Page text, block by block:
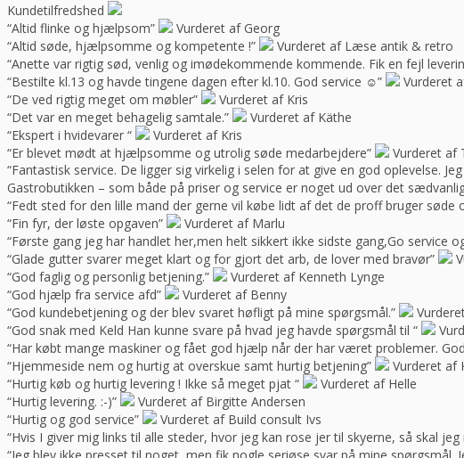
Kundetilfredshed
“Altid flinke og hjælpsom”
Vurderet af Georg
“Altid søde, hjælpsomme og kompetente !”
Vurderet af Læse antik & retro
“Anette var rigtig sød, venlig og imødekommende kommende. Fik en fejl
“Bestilte kl.13 og havde tingene dagen efter kl.10. God service ☺”
Vurderet
“De ved rigtig meget om møbler”
Vurderet af Kris
“Det var en meget behagelig samtale.”
Vurderet af Käthe
“Ekspert i hvidevarer “
Vurderet af Kris
“Er blevet mødt at hjælpsomme og utrolig søde medarbejdere”
Vurderet af
“Fantastisk service. De ligger sig virkelig i selen for at give en god oplevelse.
Gastrobutikken – som både på priser og service er noget ud over det
“Fedt sted for den lille mand der gerne vil købe lidt af det de proff bruger
“Fin fyr, der løste opgaven”
Vurderet af Marlu
“Første gang jeg har handlet her,men helt sikkert ikke sidste gang,Go service
“Glade gutter svarer meget klart og for gjort det arb, de lover med bravør”
“God faglig og personlig betjening.”
Vurderet af Kenneth Lynge
“God hjælp fra service afd”
Vurderet af Benny
“God kundebetjening og der blev svaret høfligt på mine spørgsmål.”
“God snak med Keld Han kunne svare på hvad jeg havde spørgsmål til “
“Har købt mange maskiner og fået god hjælp når der har været problemer.
“Hjemmeside nem og hurtig at overskue samt hurtig betjening”
Vurderet af
“Hurtig køb og hurtig levering ! Ikke så meget pjat “
Vurderet af Helle
“Hurtig levering. :-)”
Vurderet af Birgitte Andersen
“Hurtig og god service”
Vurderet af Build consult Ivs
“Hvis I giver mig links til alle steder, hvor jeg kan rose jer til skyerne, så skal